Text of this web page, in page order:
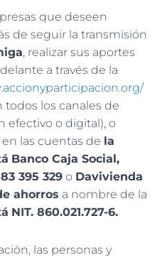
que deseen
de seguir la transmisión
, realizar sus aportes
a través de la
los canales de
efectivo o digital), o
las cuentas de la
Banco Caja Social,
395 329 o Davivienda
ahorros a nombre de la
NIT. 860.021.727-6.
las personas y